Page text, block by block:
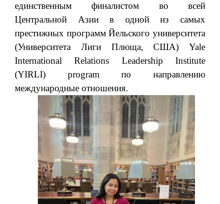
единственным финалистом во всей
Центральной Азии в одной из самых
престижных программ Йельского университета
(Университета Лиги Плюща, США) Yale
International Relations Leadership Institute
(YIRLI) program по направлению
международные отношения.